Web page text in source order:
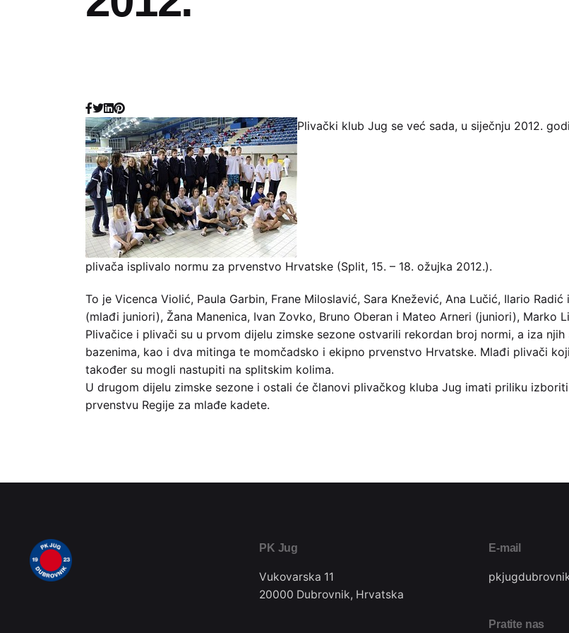
Plivački klub Jug se već sada, u siječnju 2012.
plivača isplivalo normu za prvenstvo Hrvatske (Split, 15. – 18. ožujka 2012.).
To je Vicenca Violić, Paula Garbin, Frane Miloslavić, Sara Knežević, Ana Lučić, Ilario
(mlađi juniori), Žana Manenica, Ivan Zovko, Bruno Oberan i Mateo Arneri (juniori), Marko
Plivačice i plivači su u prvom dijelu zimske sezone ostvarili rekordan broj normi, a iza
bazenima, kao i dva mitinga te momčadsko i ekipno prvenstvo Hrvatske. Mlađi plivači
također su mogli nastupiti na splitskim kolima.
U drugom dijelu zimske sezone i ostali će članovi plivačkog kluba Jug imati priliku
prvenstvu Regije za mlađe kadete.
PK Jug
Vukovarska 11
20000 Dubrovnik, Hrvatska
E-mail
Pratite nas